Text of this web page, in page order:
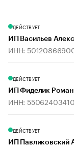
ДЕЙСТВУЕТ
ИП Васильев
ИНН:
ДЕЙСТВУЕТ
ИП Фиделик
ИНН:
ДЕЙСТВУЕТ
ИП Павликовский